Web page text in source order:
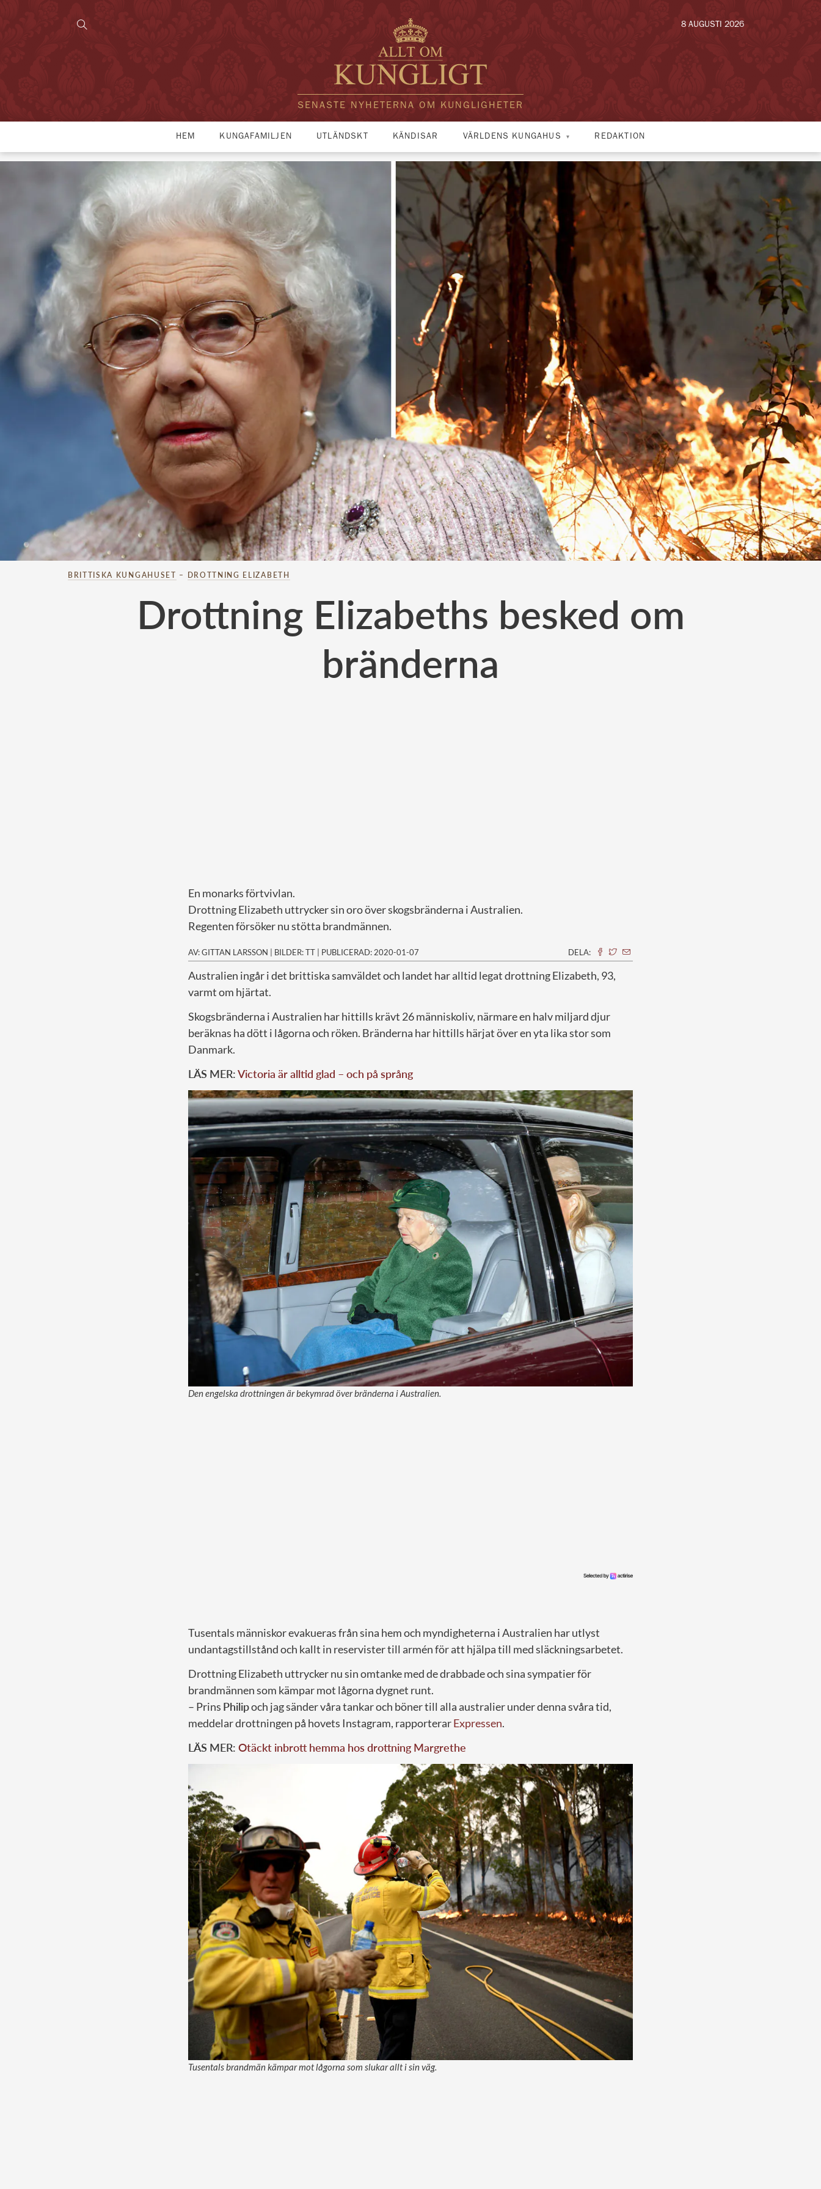
SENASTE NYHETERNA OM KUNGLIGHETER
8 AUGUSTI 2026
HEM KUNGAFAMILJEN UTLÄNDSKT KÄNDISAR VÄRLDENS KUNGAHUS REDAKTION
BRITTISKA KUNGAHUSET – DROTTNING ELIZABETH
Drottning Elizabeths besked om
bränderna
En monarks förtvivlan.
Drottning Elizabeth uttrycker sin oro över skogsbränderna i Australien.
Regenten försöker nu stötta brandmännen.
AV: GITTAN LARSSON | BILDER: TT | PUBLICERAD: 2020-01-07 DELA:
Australien ingår i det brittiska samväldet och landet har alltid legat drottning Elizabeth, 93,
varmt om hjärtat.
Skogsbränderna i Australien har hittills krävt 26 människoliv, närmare en halv miljard djur
beräknas ha dött i lågorna och röken. Bränderna har hittills härjat över en yta lika stor som
Danmark.
LÄS MER:Victoria är alltid glad – och på språng
Den engelska drottningen är bekymrad över bränderna i Australien.
Tusentals människor evakueras från sina hem och myndigheterna i Australien har utlyst
undantagstillstånd och kallt in reservister till armén för att hjälpa till med släckningsarbetet.
Drottning Elizabeth uttrycker nu sin omtanke med de drabbade och sina sympatier för
brandmännen som kämpar mot lågorna dygnet runt.
– Prins Philipoch jag sänder våra tankar och böner till alla australier under denna svåra tid,
meddelar drottningen på hovets Instagram, rapporterarExpressen.
LÄS MER: Otäckt inbrott hemma hos drottning Margrethe
Tusentals brandmän kämpar mot lågorna som slukar allt i sin väg.